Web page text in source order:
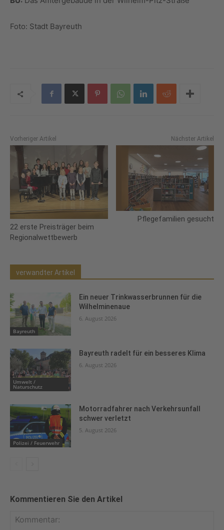
Foto: Stadt Bayreuth
Vorheriger Artikel
22 erste Preisträger beim
Regionalwettbewerb
Nächster Artikel
Pflegefamilien gesucht
verwandter Artikel
Bayreuth
Ein neuer Trinkwasserbrunnen für die
Wilhelminenaue
6. August 2026
Umwelt /
Naturschutz
Bayreuth radelt für ein besseres Klima
6. August 2026
Polizei / Feuerwehr
Motorradfahrer nach Verkehrsunfall
schwer verletzt
5. August 2026
Kommentieren Sie den Artikel